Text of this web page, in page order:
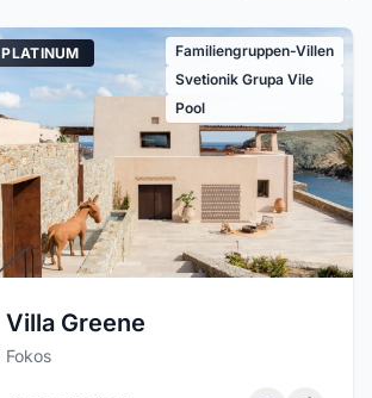
PLATINUM
Familiengruppen-Villen
Svetionik Grupa Vile
Pool
Villa Greene
Fokos